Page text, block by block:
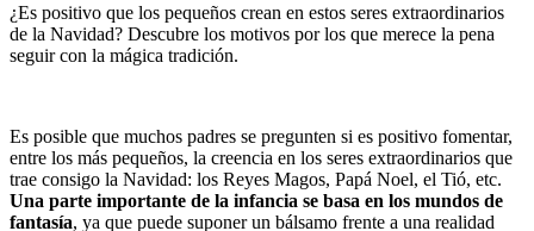
¿Es positivo que los pequeños crean en estos seres extraordinarios
de la Navidad? Descubre los motivos por los que merece la pena
seguir con la mágica tradición.
Es posible que muchos padres se pregunten si es positivo fomentar,
entre los más pequeños, la creencia en los seres extraordinarios que
trae consigo la Navidad: los Reyes Magos, Papá Noel, el Tió, etc.
Una parte importante de la infancia se basa en los mundos de
fantasía, ya que puede suponer un bálsamo frente a una realidad